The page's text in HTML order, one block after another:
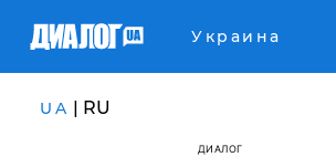
Украина
UA | RU
ДИАЛОГ